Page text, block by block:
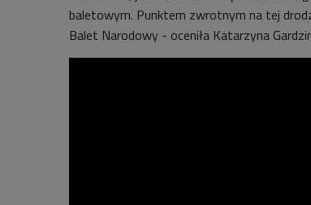
baletowym. Punktem zwrotnym na tej
Balet Narodowy - oceniła Katarzyna